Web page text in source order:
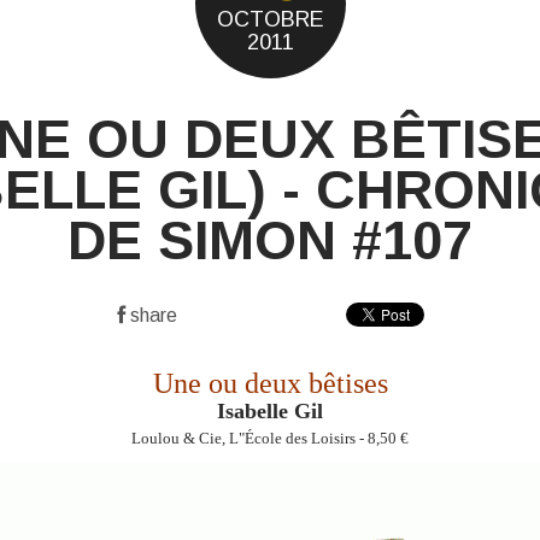
OCTOBRE
2011
OU DEUX
GIL) -
DE SIMON #107
share
Une ou deux bêtises
Isabelle Gil
Loulou & Cie, L"École des Loisirs - 8,50 €